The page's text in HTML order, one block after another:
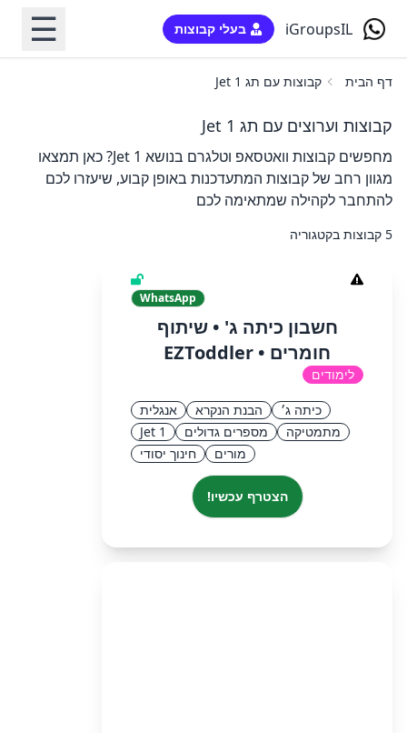
iGroupsIL בעלי קבוצות ☰
דף הבית קבוצות עם תג Jet 1
קבוצות וערוצים עם תג Jet 1
מחפשים קבוצות וואטסאפ וטלגרם בנושא Jet 1? כאן תמצאו
מגוון רחב של קבוצות המתעדכנות באופן קבוע, שיעזרו לכם
להתחבר לקהילה שמתאימה לכם
5 קבוצות בקטגוריה
WhatsApp
חשבון כיתה ג' • שיתוף
חומרים • EZToddler
לימודים
כיתה ג׳ הבנת הנקרא
אנגלית
מתמטיקה
מספרים גדולים
Jet 1
מורים
חינוך יסודי
הצטרף עכשיו!